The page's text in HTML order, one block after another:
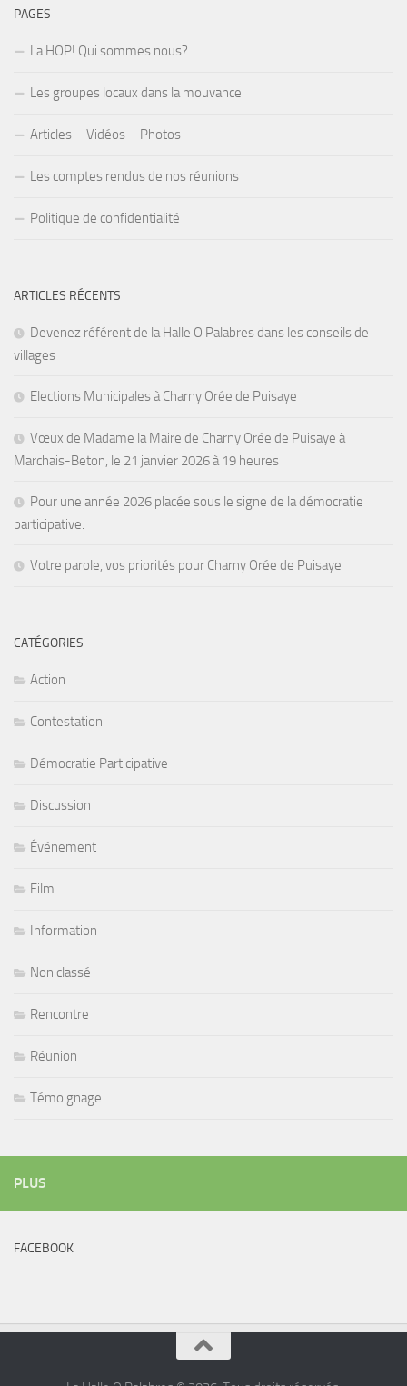
PAGES
La HOP! Qui sommes nous?
Les groupes locaux dans la mouvance
Articles – Vidéos – Photos
Les comptes rendus de nos réunions
Politique de confidentialité
ARTICLES RÉCENTS
Devenez référent de la Halle O Palabres dans les conseils de
villages
Elections Municipales à Charny Orée de Puisaye
Vœux de Madame la Maire de Charny Orée de Puisaye à
Marchais-Beton, le 21 janvier 2026 à 19 heures
Pour une année 2026 placée sous le signe de la démocratie
participative.
Votre parole, vos priorités pour Charny Orée de Puisaye
CATÉGORIES
Action
Contestation
Démocratie Participative
Discussion
Événement
Film
Information
Non classé
Rencontre
Réunion
Témoignage
PLUS
FACEBOOK